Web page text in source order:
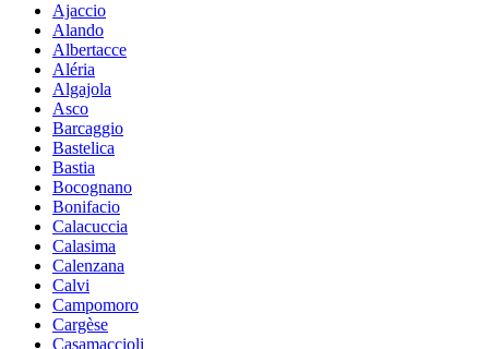
Ajaccio
Alando
Albertacce
Aléria
Algajola
Asco
Barcaggio
Bastelica
Bastia
Bocognano
Bonifacio
Calacuccia
Calasima
Calenzana
Calvi
Campomoro
Cargèse
Casamaccioli